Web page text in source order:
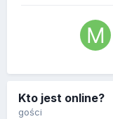
Kto jest online?
gości